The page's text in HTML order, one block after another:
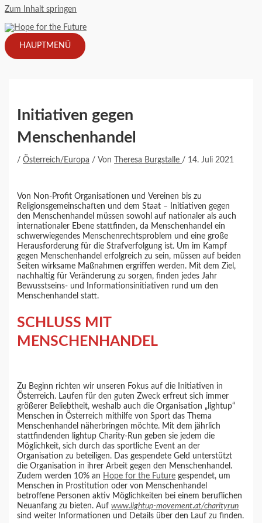
Zum Inhalt springen
HAUPTMENÜ
Initiativen gegen
Menschenhandel
/Österreich/Europa / Von Theresa Burgstalle / 14. Juli 2021
Von Non-Profit Organisationen und Vereinen bis zu
Religionsgemeinschaften und dem Staat – Initiativen gegen
den Menschenhandel müssen sowohl auf nationaler als auch
internationaler Ebene stattfinden, da Menschenhandel ein
schwerwiegendes Menschenrechtsproblem und eine große
Herausforderung für die Strafverfolgung ist. Um im Kampf
gegen Menschenhandel erfolgreich zu sein, müssen auf beiden
Seiten wirksame Maßnahmen ergriffen werden. Mit dem Ziel,
nachhaltig für Veränderung zu sorgen, finden jedes Jahr
Bewusstseins- und Informationsinitiativen rund um den
Menschenhandel statt.
SCHLUSS MIT
MENSCHENHANDEL
Zu Beginn richten wir unseren Fokus auf die Initiativen in
Österreich. Laufen für den guten Zweck erfreut sich immer
größerer Beliebtheit, weshalb auch die Organisation „lightup“
Menschen in Österreich mithilfe von Sport das Thema
Menschenhandel näherbringen möchte. Mit dem jährlich
stattfindenden lightup Charity-Run geben sie jedem die
Möglichkeit, sich durch das sportliche Event an der
Organisation zu beteiligen. Das gespendete Geld unterstützt
die Organisation in ihrer Arbeit gegen den Menschenhandel.
Zudem werden 10% an Hope for the Future gespendet, um
Menschen in Prostitution oder von Menschenhandel
betroffene Personen aktiv Möglichkeiten bei einem beruflichen
Neuanfang zu bieten. Aufwww.lightup-movement.at/charityrun
sind weiter Informationen und Details über den Lauf zu finden.